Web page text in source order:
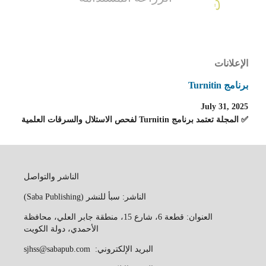
الإعلانات
برنامج Turnitin
July 31, 2025
✅ المجلة تعتمد برنامج Turnitin لفحص الاستلال والسرقات العلمية
الناشر والتواصل
الناشر: سبأ للنشر (Saba Publishing)
العنوان: قطعة 6، شارع 15، منطقة جابر العلي، محافظة
الأحمدي، دولة الكويت
البريد الإلكتروني: sjhss@sabapub.com